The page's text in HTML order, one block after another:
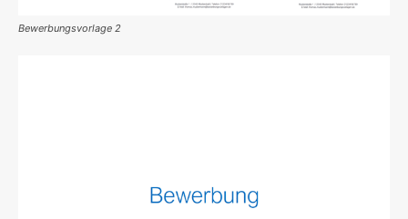
Bewerbungsvorlage 2